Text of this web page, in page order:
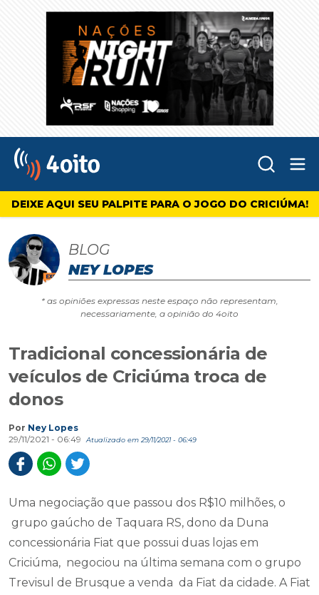
4oito
DEIXE AQUI SEU PALPITE PARA O JOGO DO CRICIÚMA!
BLOG
NEY LOPES
* as opiniões expressas neste espaço não representam,
necessariamente, a opinião do 4oito
Tradicional concessionária de
veículos de Criciúma troca de
donos
Por Ney Lopes
29/11/2021 - 06:49
Atualizado em 29/11/2021 - 06:49
Uma negociação que passou dos R$10 milhões, o
grupo gaúcho de Taquara RS, dono da Duna
concessionária Fiat que possui duas lojas em
Criciúma, negociou na última semana com o grupo
Trevisul de Brusque a venda da Fiat da cidade. A Fiat